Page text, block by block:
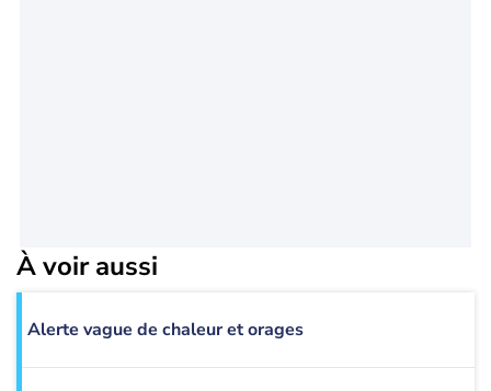
À voir aussi
Alerte vague de chaleur et orages